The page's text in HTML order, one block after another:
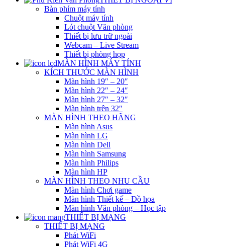
Bàn phím máy tính
Chuột máy tính
Lót chuột Văn phòng
Thiết bị lưu trữ ngoài
Webcam – Live Stream
Thiết bị phòng họp
MÀN HÌNH MÁY TÍNH
KÍCH THƯỚC MÀN HÌNH
Màn hình 19″ – 20″
Màn hình 22″ – 24″
Màn hình 27″ – 32″
Màn hình trên 32″
MÀN HÌNH THEO HÃNG
Màn hình Asus
Màn hình LG
Màn hình Dell
Màn hình Samsung
Màn hình Philips
Màn hình HP
MÀN HÌNH THEO NHU CẦU
Màn hình Chơi game
Màn hình Thiết kế – Đồ họa
Màn hình Văn phòng – Học tập
THIẾT BỊ MẠNG
THIẾT BỊ MẠNG
Phát WiFi
Phát WiFi 4G